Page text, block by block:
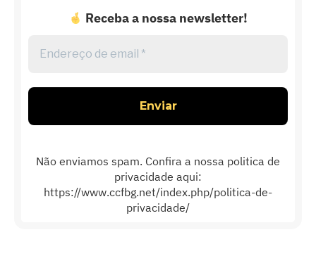
Receba a nossa newsletter!
de
*
Não enviamos spam. Confira a nossa politica de
privacidade aqui:
https://www.ccfbg.net/index.php/politica-de-
privacidade/